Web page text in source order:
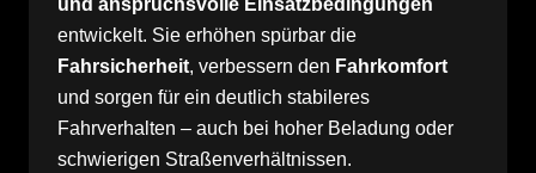
entwickelt. Sie erhöhen spürbar die
Fahrsicherheit, verbessern den Fahrkomfort
und sorgen für ein deutlich stabileres
Fahrverhalten – auch bei hoher Beladung oder
schwierigen Straßenverhältnissen.